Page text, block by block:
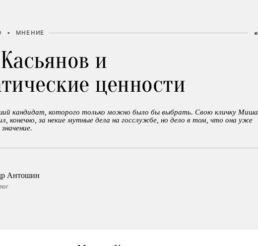
• МНЕНИЕ
и
ценности
кандидат, которого только можно было бы выбрать. Свою кличку Миша
конечно, за некие мутные дела на госслужбе, но дело в том, что она уже
Антошин